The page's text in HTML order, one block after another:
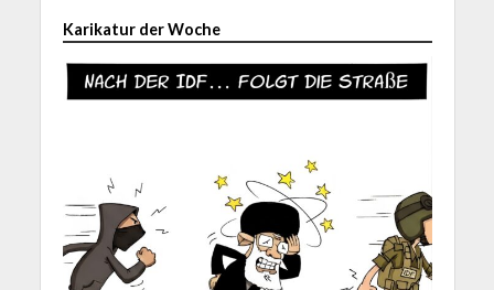
Karikatur der Woche